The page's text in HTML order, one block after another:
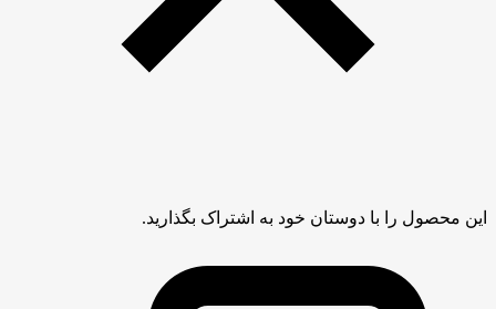
این محصول را با دوستان خود به اشتراک بگذارید.